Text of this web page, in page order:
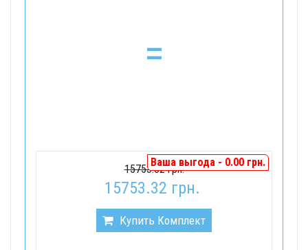
=
Ваша выгода - 0.00 грн.
15753.32 грн.
15753.32 грн.
Купить Комплект